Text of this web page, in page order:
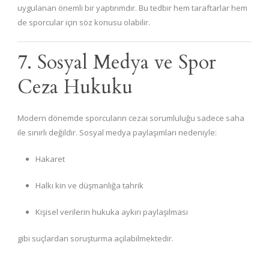
uygulanan önemli bir yaptırımdır. Bu tedbir hem taraftarlar hem
de sporcular için söz konusu olabilir.
7. Sosyal Medya ve Spor
Ceza Hukuku
Modern dönemde sporcuların cezai sorumluluğu sadece saha
ile sınırlı değildir. Sosyal medya paylaşımları nedeniyle:
Hakaret
Halkı kin ve düşmanlığa tahrik
Kişisel verilerin hukuka aykırı paylaşılması
gibi suçlardan soruşturma açılabilmektedir.